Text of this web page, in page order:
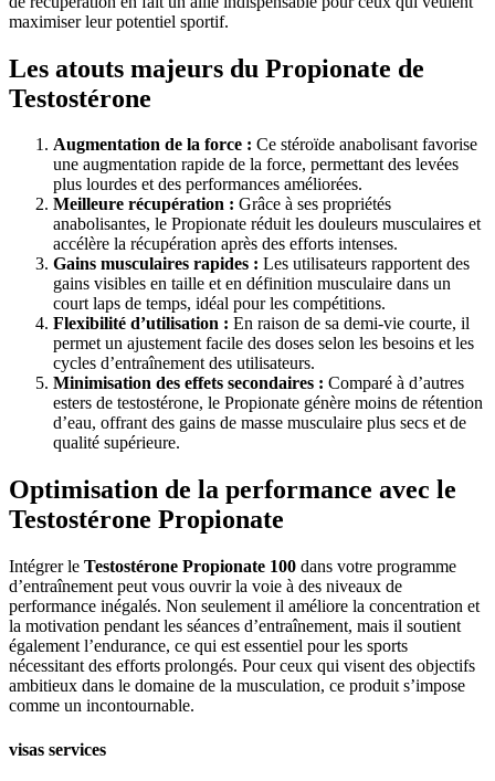
maximiser leur potentiel sportif.
Les atouts majeurs du Propionate de
Testostérone
Augmentation de la force : Ce stéroïde anabolisant favorise
une augmentation rapide de la force, permettant des levées
plus lourdes et des performances améliorées.
Meilleure récupération : Grâce à ses propriétés
anabolisantes, le Propionate réduit les douleurs musculaires et
accélère la récupération après des efforts intenses.
Gains musculaires rapides : Les utilisateurs rapportent des
gains visibles en taille et en définition musculaire dans un
court laps de temps, idéal pour les compétitions.
Flexibilité d’utilisation : En raison de sa demi-vie courte, il
permet un ajustement facile des doses selon les besoins et les
cycles d’entraînement des utilisateurs.
Minimisation des effets secondaires : Comparé à d’autres
esters de testostérone, le Propionate génère moins de rétention
d’eau, offrant des gains de masse musculaire plus secs et de
qualité supérieure.
Optimisation de la performance avec le
Testostérone Propionate
Intégrer le Testostérone Propionate 100 dans votre programme
d’entraînement peut vous ouvrir la voie à des niveaux de
performance inégalés. Non seulement il améliore la concentration et
la motivation pendant les séances d’entraînement, mais il soutient
également l’endurance, ce qui est essentiel pour les sports
nécessitant des efforts prolongés. Pour ceux qui visent des objectifs
ambitieux dans le domaine de la musculation, ce produit s’impose
comme un incontournable.
visas services